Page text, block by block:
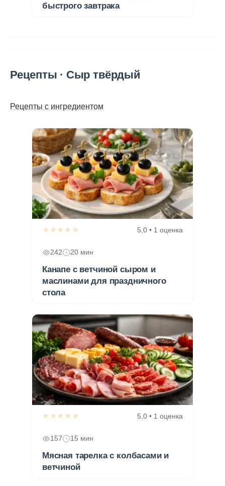
быстрого завтрака
Рецепты · Сыр твёрдый
Рецепты с ингредиентом
★★★★★ 5,0 • 1 оценка
242 20 мин
Канапе с ветчиной сыром и
маслинами для праздничного
стола
★★★★★ 5,0 • 1 оценка
157 15 мин
Мясная тарелка с колбасами и
ветчиной